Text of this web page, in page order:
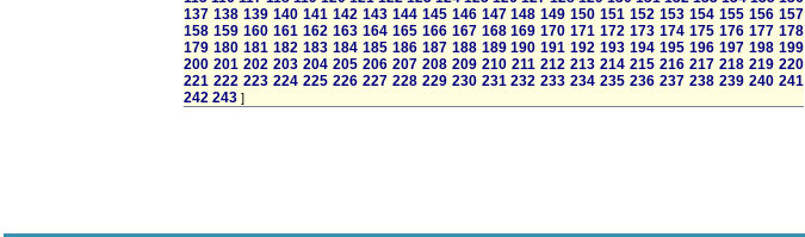
137 138 139 140 141 142 143 144 145 146 147 148 149 150 151 152 153 154 155 156 157
158 159 160 161 162 163 164 165 166 167 168 169 170 171 172 173 174 175 176 177 178
179 180 181 182 183 184 185 186 187 188 189 190 191 192 193 194 195 196 197 198 199
200 201 202 203 204 205 206 207 208 209 210 211 212 213 214 215 216 217 218 219 220
221 222 223 224 225 226 227 228 229 230 231 232 233 234 235 236 237 238 239 240 241
242 243 ]